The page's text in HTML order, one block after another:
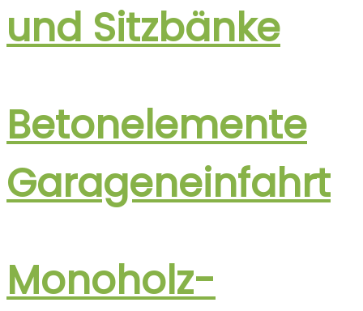
und Sitzbänke
Betonelemente
Garagen­einfahrt
Monoholz-